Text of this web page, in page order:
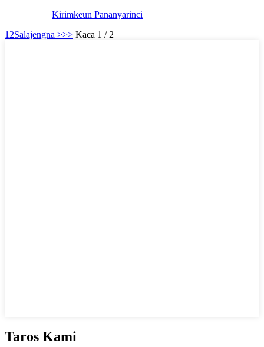
Kirimkeun Pananyarinci
12Salajengna >>> Kaca 1 / 2
Taros Kami